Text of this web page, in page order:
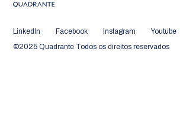
LinkedIn Facebook Instagram
Youtube
©2025 Quadrante Todos os direitos reservados